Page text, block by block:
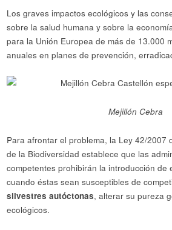
Los graves impactos ecológicos y las
sobre la salud humana y sobre la
para la Unión Europea de más de 13.000
anuales en planes de prevención,
Mejillón Cebra
Para afrontar el problema, la Ley 42/2007
de la Biodiversidad establece que las
competentes prohibirán la introducción de
cuando éstas sean susceptibles de
silvestres autóctonas, alterar su pureza
ecológicos.